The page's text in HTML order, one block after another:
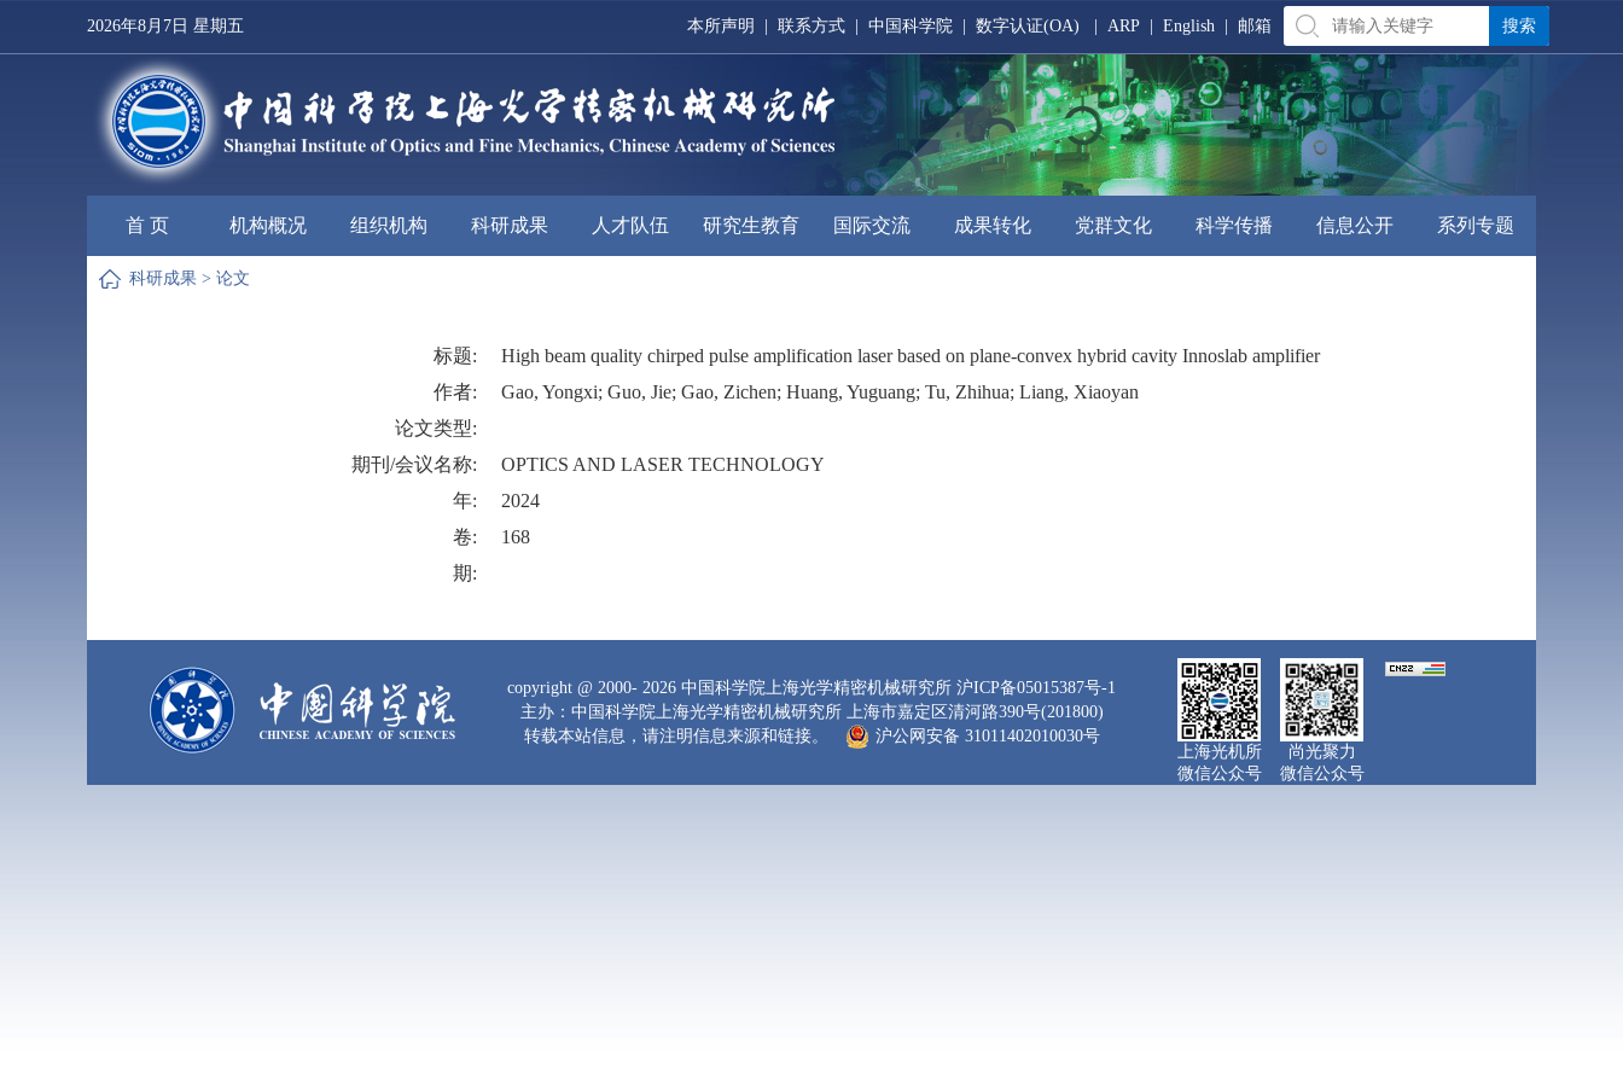
2026年8月7日 星期五 本所声明 联系方式 中国科学院 数字认证(OA) ARP English 邮箱
首 页 机构概况 组织机构 科研成果 人才队伍 研究生教育 国际交流 成果转化 党群文化 科学传播 信息公开 系列专题
科研成果 > 论文
标题:
High beam quality chirped pulse amplification laser based on plane-convex hybrid cavity Innoslab amplifier
作者:
Gao, Yongxi; Guo, Jie; Gao, Zichen; Huang, Yuguang; Tu, Zhihua; Liang, Xiaoyan
论文类型:
期刊/会议名称:
OPTICS AND LASER TECHNOLOGY
年:
2024
卷:
168
期:
copyright @ 2000- 2026 中国科学院上海光学精密机械研究所 沪ICP备05015387号-1
主办：中国科学院上海光学精密机械研究所 上海市嘉定区清河路390号(201800)
转载本站信息，请注明信息来源和链接。
沪公网安备 31011402010030号
上海光机所
微信公众号
尚光聚力
微信公众号